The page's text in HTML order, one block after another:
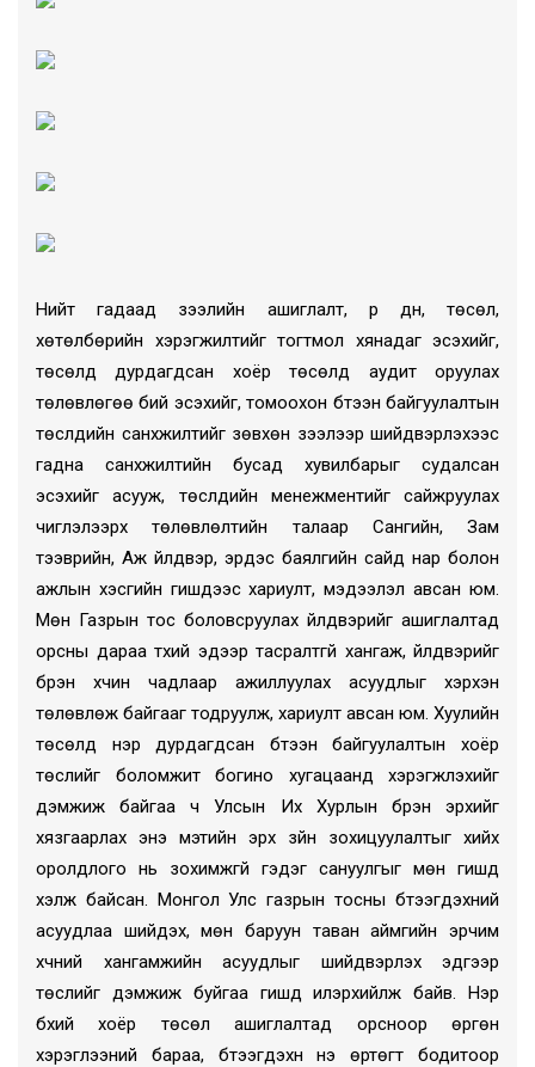
Нийт гадаад зээлийн ашиглалт, үр дүн, төсөл,
хөтөлбөрийн хэрэгжилтийг тогтмол хянадаг эсэхийг,
төсөлд дурдагдсан хоёр төсөлд аудит оруулах
төлөвлөгөө бий эсэхийг, томоохон бүтээн байгуулалтын
төслүүдийн санхүүжилтийг зөвхөн зээлээр шийдвэрлэхээс
гадна санхүүжилтийн бусад хувилбарыг судалсан
эсэхийг асууж, төслүүдийн менежментийг сайжруулах
чиглэлээрх төлөвлөлтийн талаар Сангийн, Зам
тээврийн, Аж үйлдвэр, эрдэс баялгийн сайд нар болон
ажлын хэсгийн гишүүдээс хариулт, мэдээлэл авсан юм.
Мөн Газрын тос боловсруулах үйлдвэрийг ашиглалтад
орсны дараа түүхий эдээр тасралтгүй хангаж, үйлдвэрийг
бүрэн хүчин чадлаар ажиллуулах асуудлыг хэрхэн
төлөвлөж байгааг тодруулж, хариулт авсан юм. Хуулийн
төсөлд нэр дурдагдсан бүтээн байгуулалтын хоёр
төслийг боломжит богино хугацаанд хэрэгжүүлэхийг
дэмжиж байгаа ч Улсын Их Хурлын бүрэн эрхийг
хязгаарлах энэ мэтийн эрх зүйн зохицуулалтыг хийх
оролдлого нь зохимжгүй гэдэг сануулгыг мөн гишүүд
хэлж байсан. Монгол Улс газрын тосны бүтээгдэхүүний
асуудлаа шийдэх, мөн баруун таван аймгийн эрчим
хүчний хангамжийн асуудлыг шийдвэрлэх эдгээр
төслийг дэмжиж буйгаа гишүүд илэрхийлж байв. Нэр
бүхий хоёр төсөл ашиглалтад орсноор өргөн
хэрэглээний бараа, бүтээгдэхүүн үнэ өртөгт бодитоор